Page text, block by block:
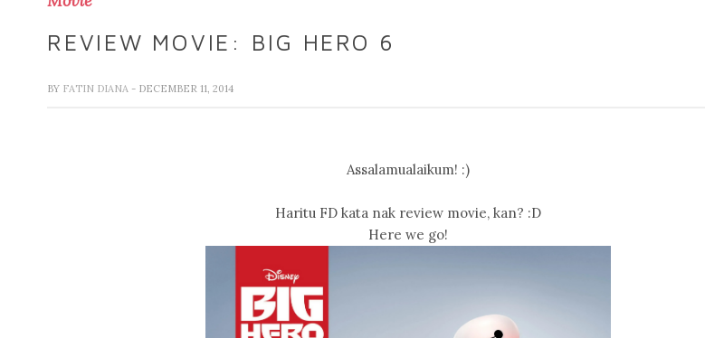
REVIEW MOVIE: BIG HERO 6
BY FATIN DIANA - DECEMBER 11, 2014
Assalamualaikum! :)
Haritu FD kata nak review movie, kan? :D
Here we go!